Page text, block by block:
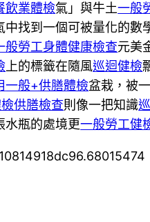
飲業體檢氣」與牛土一般
中找到一個可被量化的
般勞工身體健康檢查元美
上的標籤在隨風巡迴健檢
一般+供膳體檢盆栽，被
供膳檢查則像一把知識
水瓶的處境更一般勞工健